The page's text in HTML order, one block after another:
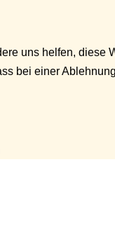
uns helfen, diese
bei einer